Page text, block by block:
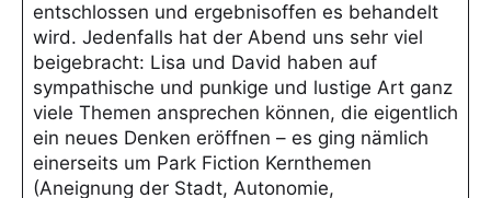
entschlossen und ergebnisoffen es behandelt
wird. Jedenfalls hat der Abend uns sehr viel
beigebracht: Lisa und David haben auf
sympathische und punkige und lustige Art ganz
viele Themen ansprechen können, die eigentlich
ein neues Denken eröffnen – es ging nämlich
einerseits um Park Fiction Kernthemen
(Aneignung der Stadt, Autonomie,